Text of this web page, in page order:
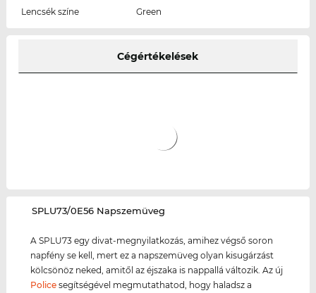
Lencsék színe
Green
Cégértékelések
‌SPLU73/0E56 Napszemüveg
A SPLU73 egy divat-megnyilatkozás, amihez végső soron
napfény se kell, mert ez a napszemüveg olyan kisugárzást
kölcsönöz neked, amitől az éjszaka is nappallá változik. Az új
Police segítségével megmutathatod, hogy haladsz a